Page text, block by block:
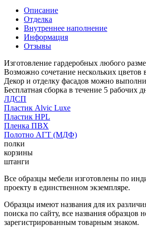
Описание
Отделка
Внутреннее наполнение
Информация
Отзывы
Изготовление гардеробных любого
Возможно сочетание нескольких цветов
Декор и отделку фасадов можно
Бесплатная сборка в течение 5 рабочих
ЛДСП
Пластик Alvic Luxe
Пластик HPL
Пленка ПВХ
Полотно АГТ (МДФ)
полки
корзины
штанги
Все образцы мебели изготовлены по
проекту в единственном экземпляре.
Образцы имеют названия для их
поиска по сайту, все названия образцов
зарегистрированным товарным знаком.